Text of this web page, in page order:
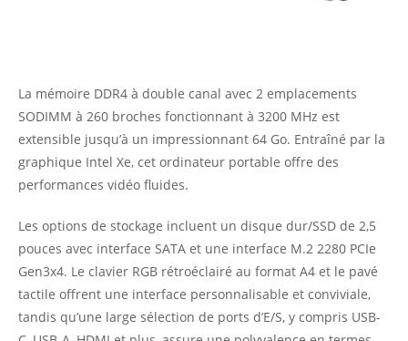
La mémoire DDR4 à double canal avec 2 emplacements
SODIMM à 260 broches fonctionnant à 3200 MHz est
extensible jusqu’à un impressionnant 64 Go. Entraîné par la
graphique Intel Xe, cet ordinateur portable offre des
performances vidéo fluides.
Les options de stockage incluent un disque dur/SSD de 2,5
pouces avec interface SATA et une interface M.2 2280 PCIe
Gen3x4. Le clavier RGB rétroéclairé au format A4 et le pavé
tactile offrent une interface personnalisable et conviviale,
tandis qu’une large sélection de ports d’E/S, y compris USB-